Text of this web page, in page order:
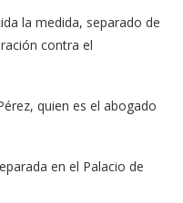
la medida, separado de
contra el
quien es el abogado
en el Palacio de